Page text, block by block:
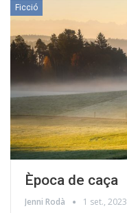
Ficció
Època de caça
Jenni Rodà 1 set., 2023